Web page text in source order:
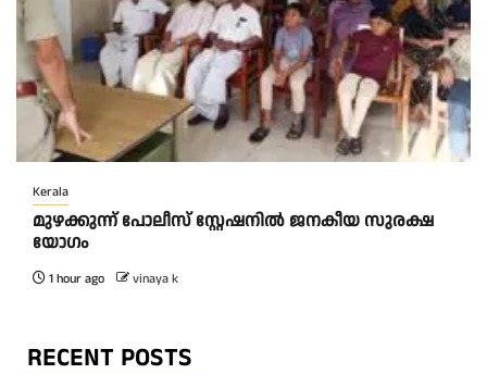
Kerala
മുഴക്കുന്ന് പോലീസ് സ്റ്റേഷനിൽ ജനകീയ സുരക്ഷ
യോഗം
1 hour ago vinaya k
RECENT POSTS